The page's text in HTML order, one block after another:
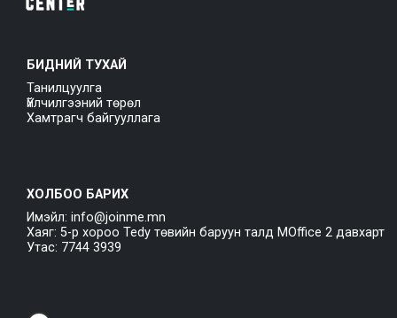
БИДНИЙ ТУХАЙ
Танилцуулга
Үйлчилгээний төрөл
Хамтрагч байгууллага
ХОЛБОО БАРИХ
Имэйл: info@joinme.mn
Хаяг: 5-р хороо Tedy төвийн баруун талд MOffice 2 давхарт
Утас: 7744 3939